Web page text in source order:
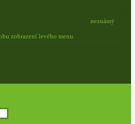
zobrazení levého menu.
neznámý